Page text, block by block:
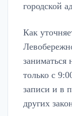
городской
Как
заниматься
только с
записи и в
других